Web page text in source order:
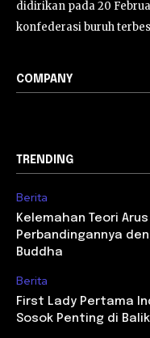
didirikan pada 20
konfederasi buruh
COMPANY
TRENDING
Berita
Kelemahan Teori
Perbandingannya
Buddha
Berita
First Lady Pertama
Sosok Penting di